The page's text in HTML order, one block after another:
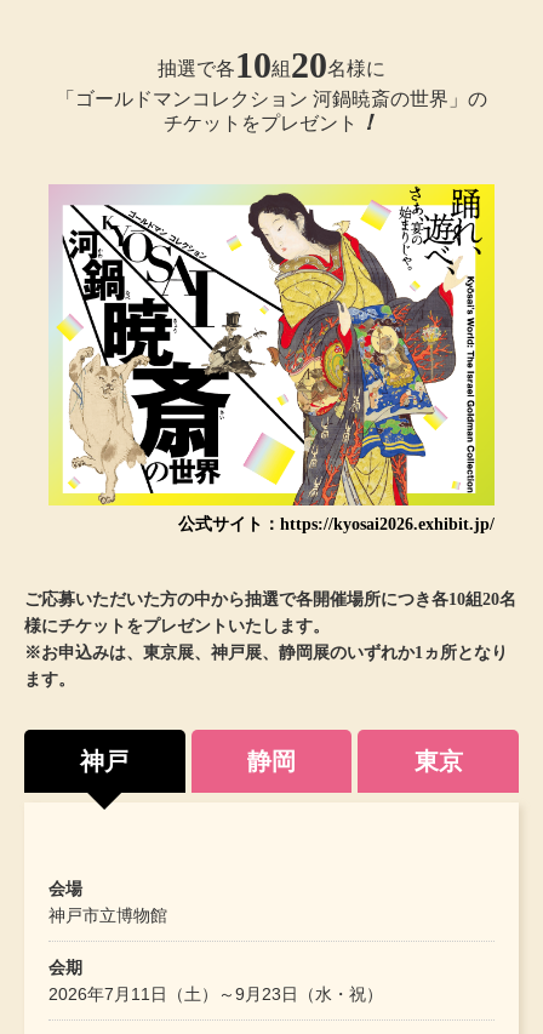
BOGARD 最新号はこちら
タログ
すべて見る
ルーム･アン
アンダーウェア
その他
バッグ
トートバッグ
ハンドバッグ
ブリーフケース
ボディバッグ
抽選で各10組 20名様に
「ゴールドマンコレクション 河鍋暁斎の世界」の
チケットをプレゼント
！
公式サイト：https://kyosai2026.exhibit.jp/
ご応募いただいた方の中から抽選で各開催場所につき各10組20名
様にチケットをプレゼントいたします。
※お申込みは、東京展、神戸展、静岡展のいずれか1ヵ所となり
ます。
神戸
会場
神戸市立博物館
会期
2026年7月11日（土）～9月23日（水・祝）
静岡 東京